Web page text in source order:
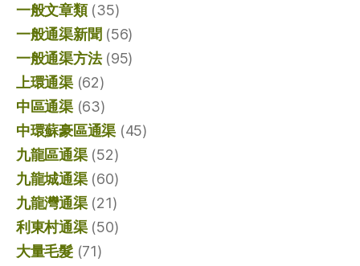
一般文章類(35)
一般通渠新聞 (56)
一般通渠方法(95)
上環通渠(62)
中區通渠(63)
中環蘇豪區通渠 (45)
九龍區通渠(52)
九龍城通渠(60)
九龍灣通渠(21)
利東村通渠(50)
大量毛髮(71)